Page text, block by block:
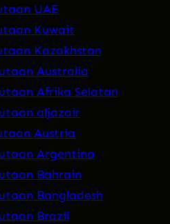
UAE
Kuwait
Kazakhstan
Australia
Afrika Selatan
aljazair
Austria
Argentina
Bahrain
Bangladesh
Brazil